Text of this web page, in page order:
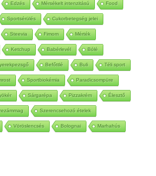
Edzés Mérsékelt intenzitású Food
Sportsérülés Cukorbetegség jelei
Steevia Fimom Mérték
Ketchup Babérlevél Bólé
Befőttlé Buli Téli sport
Sportbiokémia Paradicsompüre
Sárgarépa Pizzakrém Élesztő
Szerencsehozó ételek
Vöröslencsés Bolognai Marhahús